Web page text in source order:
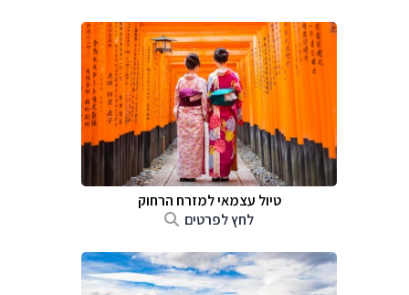
טיול עצמאי למזרח הרחוק
לחץ לפרטים